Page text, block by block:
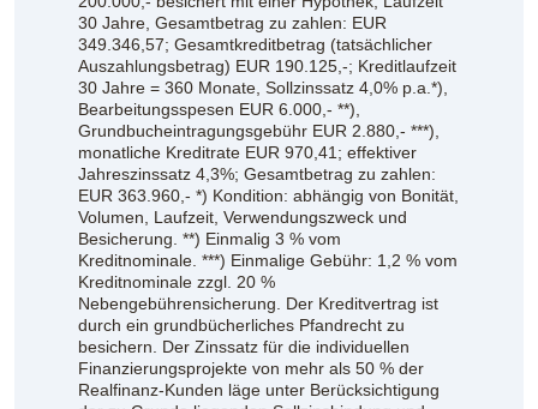
30 Jahre, Gesamtbetrag zu zahlen: EUR
349.346,57; Gesamtkreditbetrag (tatsächlicher
Auszahlungsbetrag) EUR 190.125,-; Kreditlaufzeit
30 Jahre = 360 Monate, Sollzinssatz 4,0% p.a.*),
Bearbeitungsspesen EUR 6.000,- **),
Grundbucheintragungsgebühr EUR 2.880,- ***),
monatliche Kreditrate EUR 970,41; effektiver
Jahreszinssatz 4,3%; Gesamtbetrag zu zahlen:
EUR 363.960,- *) Kondition: abhängig von Bonität,
Volumen, Laufzeit, Verwendungszweck und
Besicherung. **) Einmalig 3 % vom
Kreditnominale. ***) Einmalige Gebühr: 1,2 % vom
Kreditnominale zzgl. 20 %
Nebengebührensicherung. Der Kreditvertrag ist
durch ein grundbücherliches Pfandrecht zu
besichern. Der Zinssatz für die individuellen
Finanzierungsprojekte von mehr als 50 % der
Realfinanz-Kunden läge unter Berücksichtigung